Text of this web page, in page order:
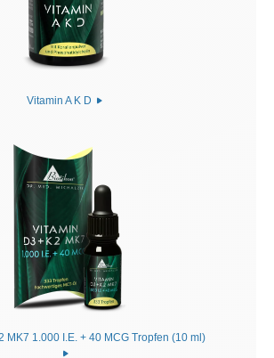
Vitamin A K D